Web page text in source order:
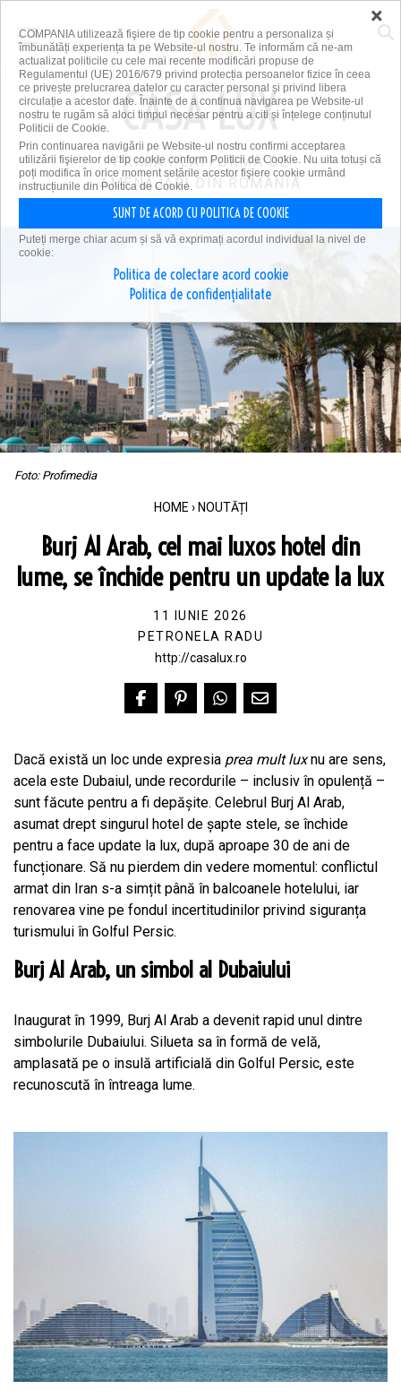
PRIMA PLATFORMĂ DE
AMENAJĂRI DIN ROMÂNIA
Foto: Profimedia
HOME › NOUTĂȚI
Burj Al Arab, cel mai luxos hotel din
lume, se închide pentru un update la lux
11 IUNIE 2026
PETRONELA RADU
http://casalux.ro
Dacă există un loc unde expresia prea mult luxnu are sens,
acela este Dubaiul, unde recordurile – inclusiv în opulență –
sunt făcute pentru a fi depășite. Celebrul Burj Al Arab,
asumat drept singurul hotel de șapte stele, se închide
pentru a face update la lux, după aproape 30 de ani de
funcționare. Să nu pierdem din vedere momentul: conflictul
armat din Iran s-a simțit până în balcoanele hotelului, iar
renovarea vine pe fondul incertitudinilor privind siguranța
turismului în Golful Persic.
Burj Al Arab, un simbol al Dubaiului
Inaugurat în 1999, Burj Al Arab a devenit rapid unul dintre
simbolurile Dubaiului. Silueta sa în formă de velă,
amplasată pe o insulă artificială din Golful Persic, este
recunoscută în întreaga lume.
×
COMPANIA utilizează fişiere de tip cookie pentru a personaliza și
îmbunătăți experiența ta pe Website-ul nostru. Te informăm că ne-am
actualizat politicile cu cele mai recente modificări propuse de
Regulamentul (UE) 2016/679 privind protecția persoanelor fizice în ceea
ce privește prelucrarea datelor cu caracter personal și privind libera
circulație a acestor date. Înainte de a continua navigarea pe Website-ul
nostru te rugăm să aloci timpul necesar pentru a citi și înțelege conținutul
Politicii de Cookie.
Prin continuarea navigării pe Website-ul nostru confirmi acceptarea
utilizării fişierelor de tip cookie conform Politicii de Cookie. Nu uita totuși că
poți modifica în orice moment setările acestor fişiere cookie urmând
instrucțiunile din Politica de Cookie.
SUNT DE ACORD CU POLITICA DE COOKIE
Puteți merge chiar acum și să vă exprimați acordul individual la nivel de
cookie:
Politica de colectare acord cookie
Politica de confidențialitate